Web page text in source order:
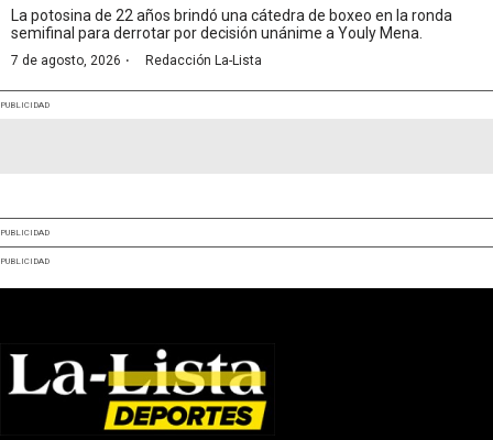
La potosina de 22 años brindó una cátedra de boxeo en la ronda
semifinal para derrotar por decisión unánime a Youly Mena.
7 de agosto, 2026 · Redacción La-Lista
PUBLICIDAD
PUBLICIDAD
PUBLICIDAD